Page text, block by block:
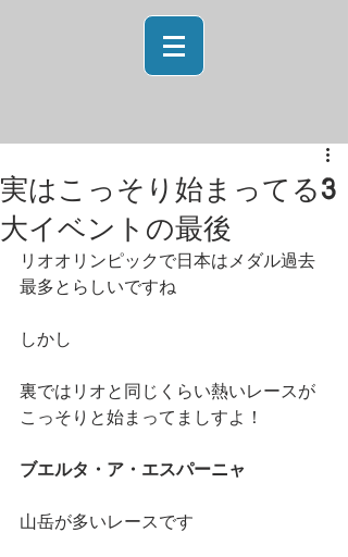
実はこっそり始まってる3
大イベントの最後
リオオリンピックで日本はメダル過去
最多とらしいですね
しかし
裏ではリオと同じくらい熱いレースが
こっそりと始まってましすよ！
ブエルタ・ア・エスパーニャ
山岳が多いレースです